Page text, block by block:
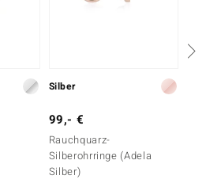
Silber
99,- €
Rauchquarz-
Silberohrringe (Adela
Silber)